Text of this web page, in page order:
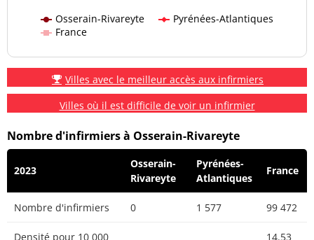
Osserain-Rivareyte
Pyrénées-Atlantiques
France
Villes avec le meilleur accès aux infirmiers
Villes où il est difficile de voir un infirmier
Nombre d'infirmiers à Osserain-Rivareyte
2023
Osserain-
Rivareyte
Pyrénées-
Atlantiques
France
Nombre d'infirmiers 0 1 577 99 472
Densité pour 10 000
14.53